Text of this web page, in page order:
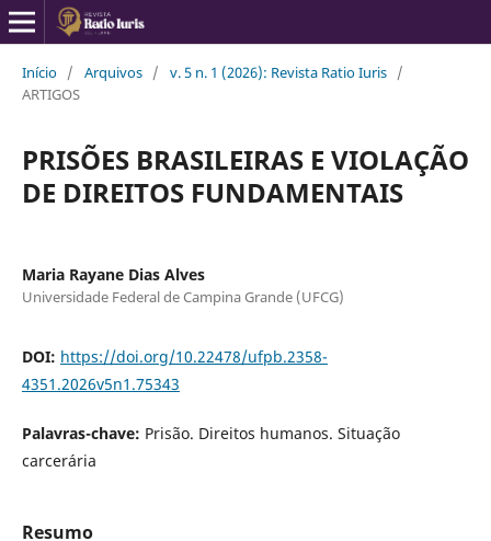
Início / Arquivos / v. 5 n. 1 (2026): Revista Ratio Iuris /
ARTIGOS
PRISÕES BRASILEIRAS E VIOLAÇÃO
DE DIREITOS FUNDAMENTAIS
Maria Rayane Dias Alves
Universidade Federal de Campina Grande (UFCG)
DOI: https://doi.org/10.22478/ufpb.2358-
4351.2026v5n1.75343
Palavras-chave: Prisão. Direitos humanos. Situação
carcerária
Resumo